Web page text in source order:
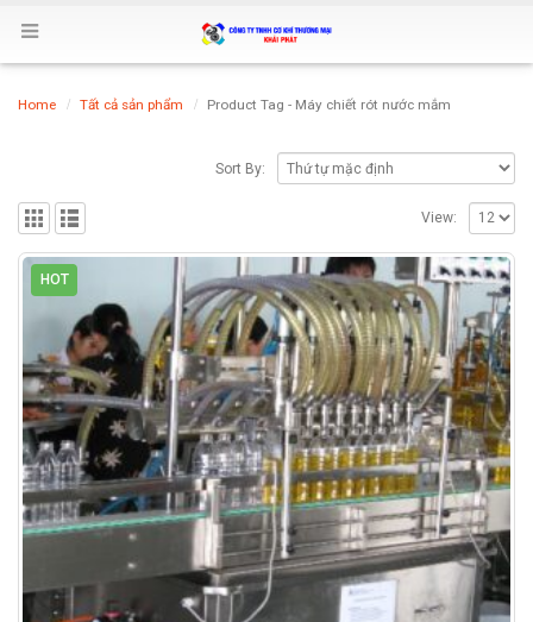
Home Tất cả sản phẩm Product Tag - Máy chiết rót nước mắm
Sort By:
View:
HOT